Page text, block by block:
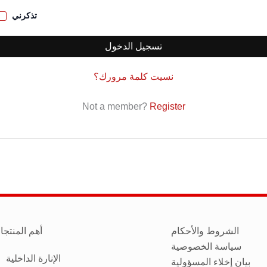
تذكرني
تسجيل الدخول
نسيت كلمة مرورك؟
Not a member? Register
أهم
الإنارة الداخلية
الشروط والأحكام
سياسة الخصوصية
بيان إخلاء المسؤولية